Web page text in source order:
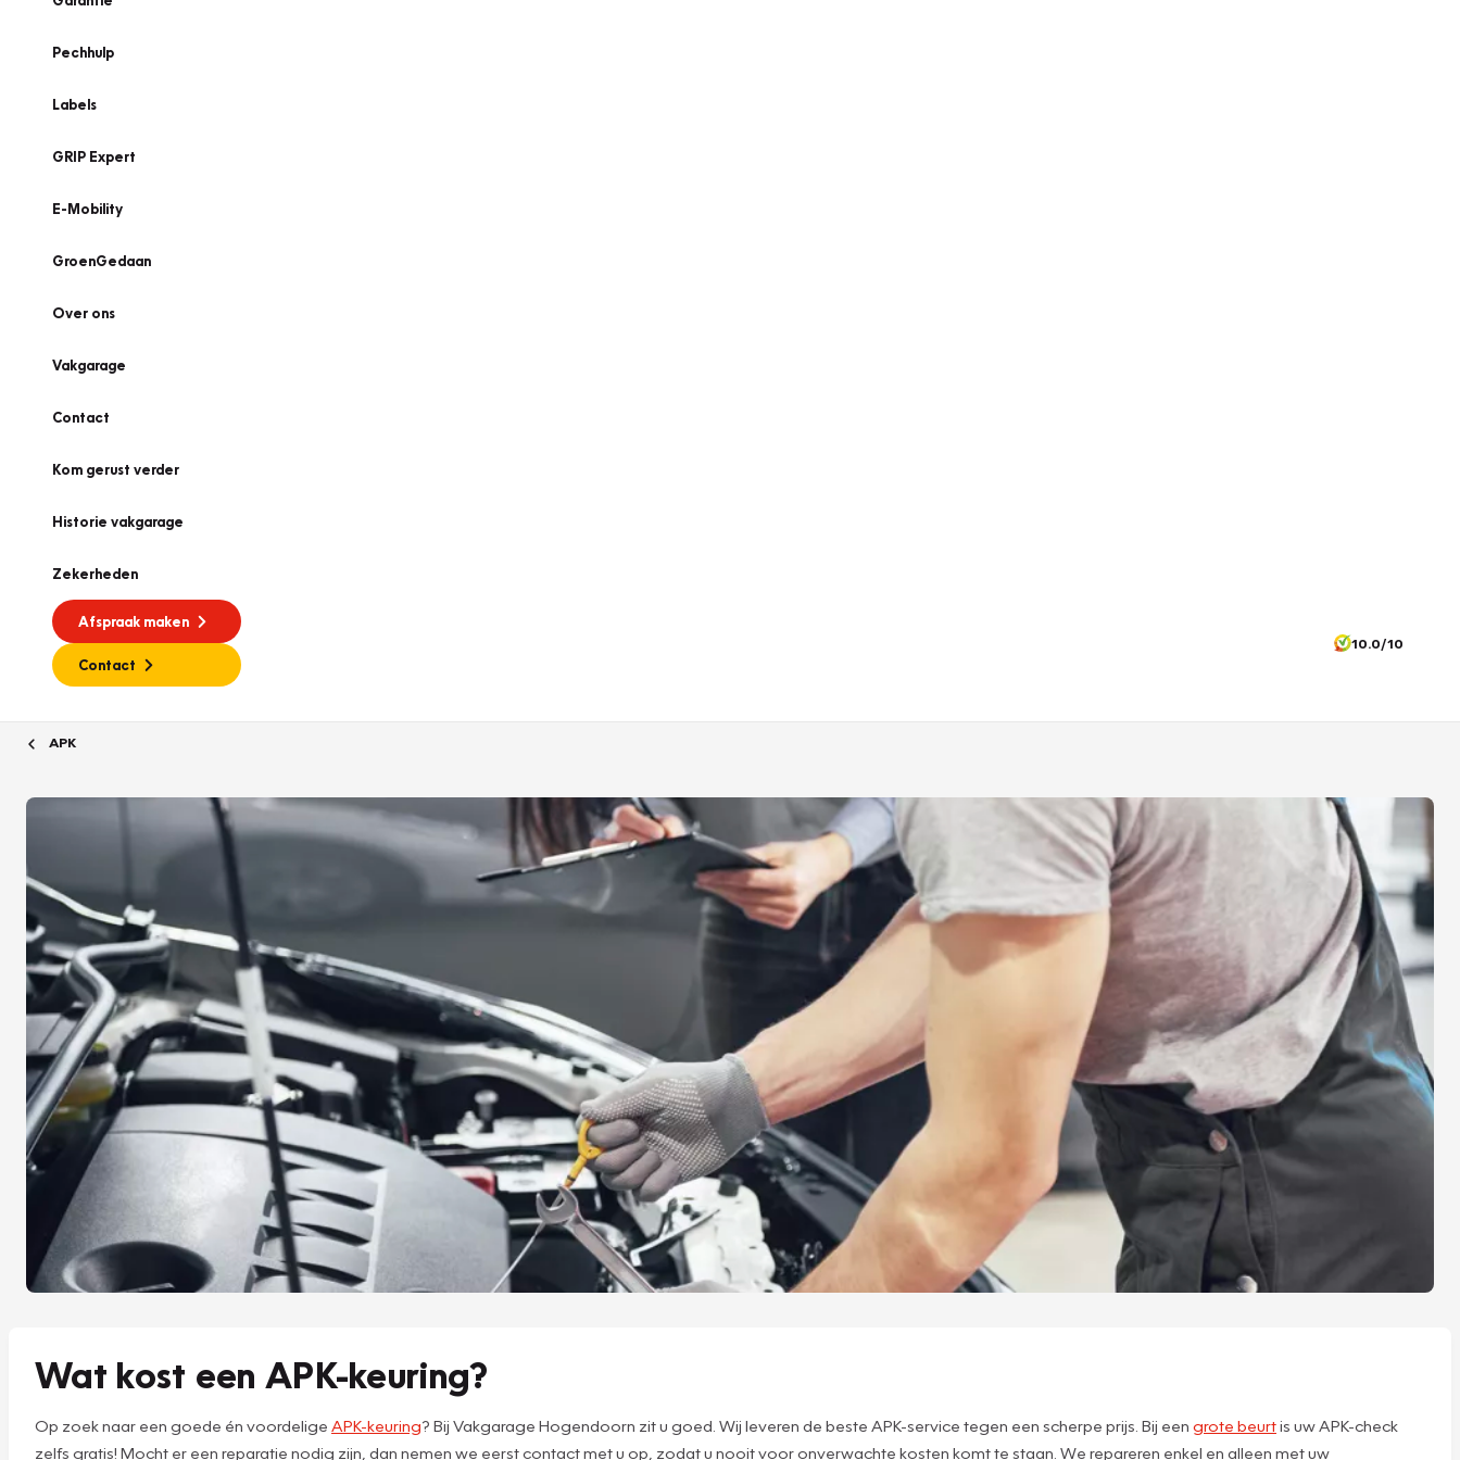
Pechhulp
Labels
GRIP Expert
E-Mobility
GroenGedaan
Over ons
Vakgarage
Contact
Kom gerust verder
Historie vakgarage
Zekerheden
Afspraak maken
Contact
10.0/10
APK
Wat kost een APK-keuring?
Op zoek naar een goede én voordelige APK-keuring? Bij Vakgarage Hogendoorn zit u goed. Wij leveren de beste APK-service tegen een scherpe prijs. Bij een grote beurtis uw APK-check
zelfs gratis! Mocht er een reparatie nodig zijn, dan nemen we eerst contact met u op, zodat u nooit voor onverwachte kosten komt te staan. We repareren enkel en alleen met uw